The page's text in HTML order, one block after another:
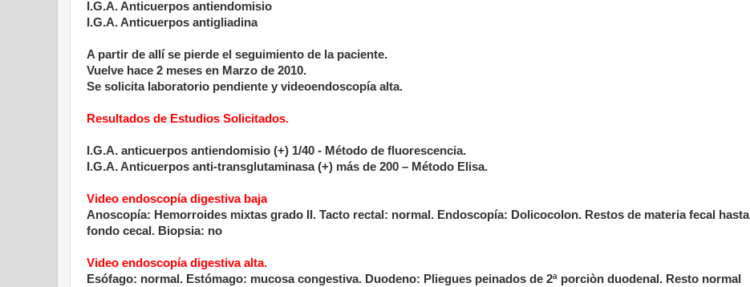
I.G.A. Anticuerpos antiendomisio
I.G.A. Anticuerpos antigliadina
A partir de allí se pierde el seguimiento de la paciente.
Vuelve hace 2 meses en Marzo de 2010.
Se solicita laboratorio pendiente y videoendoscopía alta.
Resultados de Estudios Solicitados.
I.G.A. anticuerpos antiendomisio (+) 1/40 - Método de fluorescencia.
I.G.A. Anticuerpos anti-transglutaminasa (+) más de 200 – Método Elisa.
Video endoscopía digestiva baja
Anoscopía: Hemorroides mixtas grado II. Tacto rectal: normal. Endoscopía: Dolicocolon. Restos de materia fecal hasta
fondo cecal. Biopsia: no
Video endoscopía digestiva alta.
Esófago: normal. Estómago: mucosa congestiva. Duodeno: Pliegues peinados de 2ª porciòn duodenal. Resto normal